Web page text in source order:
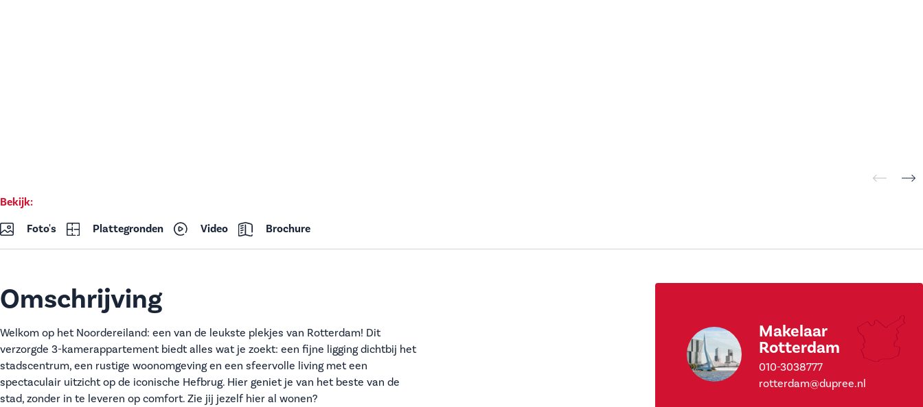
Bekijk:
Foto's
Plattegronden Video Brochure
Omschrijving
Welkom op het Noordereiland: een van de leukste plekjes van Rotterdam! Dit
verzorgde 3-kamerappartement biedt alles wat je zoekt: een fijne ligging dichtbij het
stadscentrum, een rustige woonomgeving en een sfeervolle living met een
spectaculair uitzicht op de iconische Hefbrug. Hier geniet je van het beste van de
stad, zonder in te leveren op comfort. Zie jij jezelf hier al wonen?
Makelaar
Rotterdam
010-3038777
rotterdam@dupree.nl